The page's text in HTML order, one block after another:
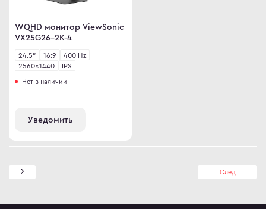
WQHD монитор ViewSonic
VX25G26-2K-4
24.5" 16:9
400 Hz
2560×1440
IPS
Нет в наличии
Уведомить
След